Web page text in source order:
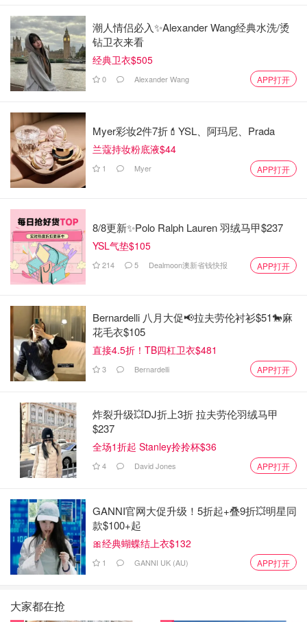
潮人情侣必入✨Alexander Wang经典水洗/烫
钻卫衣来看
经典卫衣$505
0 Alexander Wang APP打开
Myer彩妆2件7折💄YSL、阿玛尼、Prada
兰蔻持妆粉底液$44
1 Myer APP打开
8/8更新✨Polo Ralph Lauren 羽绒马甲$237
YSL气垫$105
214 5 Dealmoon澳新省钱快报 APP打开
Bernardelli 八月大促📢拉夫劳伦衬衫$51🐎麻
花毛衣$105
直接4.5折！TB四杠卫衣$481
3 Bernardelli APP打开
炸裂升级💥DJ折上3折 拉夫劳伦羽绒马甲
$237
全场1折起 Stanley拎拎杯$36
4 David Jones APP打开
GANNI官网大促升级！5折起+叠9折💥明星同
款$100+起
🎀经典蝴蝶结上衣$132
1 GANNI UK (AU) APP打开
大家都在抢